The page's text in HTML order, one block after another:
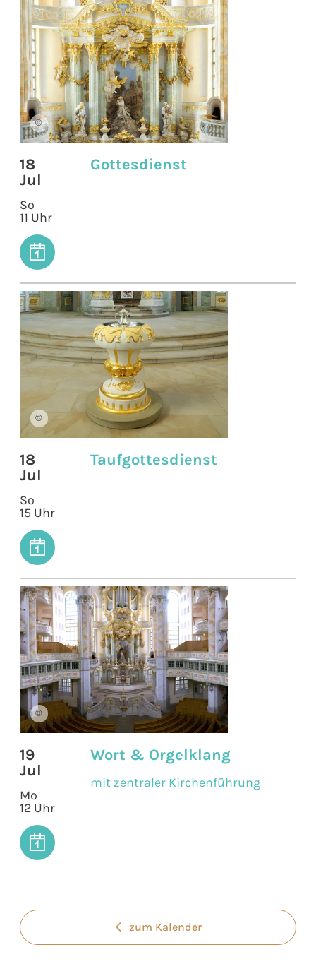
©
18
Jul
So
11 Uhr
Gottesdienst
©
18
Jul
So
15 Uhr
Taufgottesdienst
©
19
Jul
Mo
12 Uhr
Wort & Orgelklang
mit zentraler Kirchenführung
zum Kalender